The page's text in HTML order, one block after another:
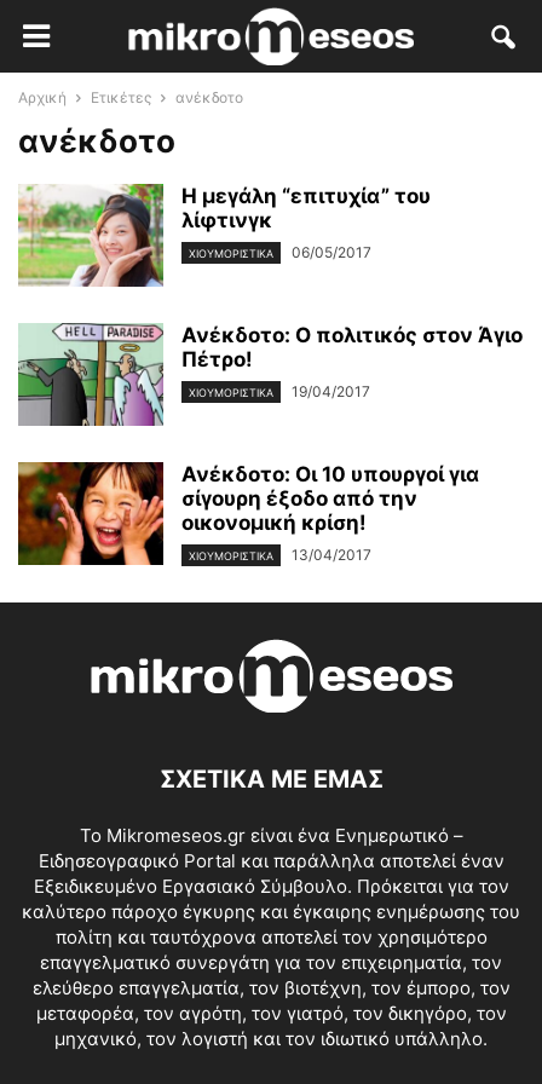
Αρχική Ετικέτες ανέκδοτο
ανέκδοτο
Η μεγάλη “επιτυχία” του
λίφτινγκ
ΧΙΟΥΜΟΡΙΣΤΙΚΆ 06/05/2017
Ανέκδοτο: Ο πολιτικός στον Άγιο
Πέτρο!
ΧΙΟΥΜΟΡΙΣΤΙΚΆ 19/04/2017
Ανέκδοτο: Οι 10 υπουργοί για
σίγουρη έξοδο από την
οικονομική κρίση!
ΧΙΟΥΜΟΡΙΣΤΙΚΆ 13/04/2017
ΣΧΕΤΙΚΑ ΜΕ ΕΜΑΣ
Το Mikromeseos.gr είναι ένα Ενημερωτικό –
Ειδησεογραφικό Portal και παράλληλα αποτελεί έναν
Εξειδικευμένο Εργασιακό Σύμβουλο. Πρόκειται για τον
καλύτερο πάροχο έγκυρης και έγκαιρης ενημέρωσης του
πολίτη και ταυτόχρονα αποτελεί τον χρησιμότερο
επαγγελματικό συνεργάτη για τον επιχειρηματία, τον
ελεύθερο επαγγελματία, τον βιοτέχνη, τον έμπορο, τον
μεταφορέα, τον αγρότη, τον γιατρό, τον δικηγόρο, τον
μηχανικό, τον λογιστή και τον ιδιωτικό υπάλληλο.